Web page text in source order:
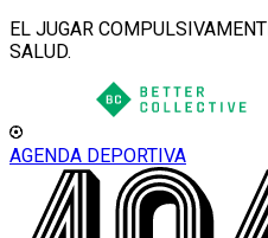
EL JUGAR
SALUD.
AGENDA DEPORTIVA